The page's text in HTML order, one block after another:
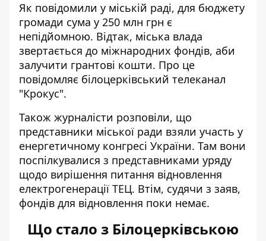
Як повідомили у міській раді, для бюджету
громади сума у 250 млн грн є
непідйомною. Відтак, міська влада
звертається до міжнародних фондів, аби
залучити грантові кошти. Про це
повідомляє білоцерківський телеканал
"Крокус".
Також журналісти розповіли, що
представники міської ради взяли участь у
енергетичному конгресі України. Там вони
поспілкувалися з представниками уряду
щодо вирішення питання відновлення
електрогенерації ТЕЦ. Втім, судячи з заяв,
фондів для відновлення поки немає.
Що стало з Білоцерківською